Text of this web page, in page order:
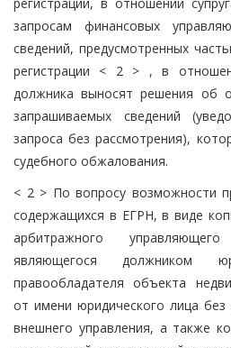
запросам финансовых
сведений, предусмотренных
регистрации < 2 > , в
должника выносят решения об
запрашиваемых сведений
запроса без рассмотрения),
судебного обжалования.
< 2 > По вопросу возможности
содержащихся в ЕГРН, в виде
арбитражного
являющегося должником
правообладателя объекта
от имени юридического лица без
внешнего управления, а также